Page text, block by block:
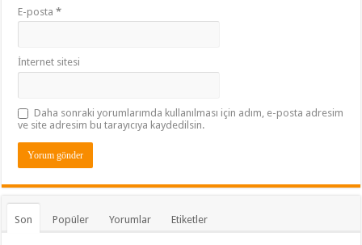
E-posta*
İnternet sitesi
Daha sonraki yorumlarımda kullanılması için adım, e-posta adresim
ve site adresim bu tarayıcıya kaydedilsin.
Son Popüler Yorumlar Etiketler